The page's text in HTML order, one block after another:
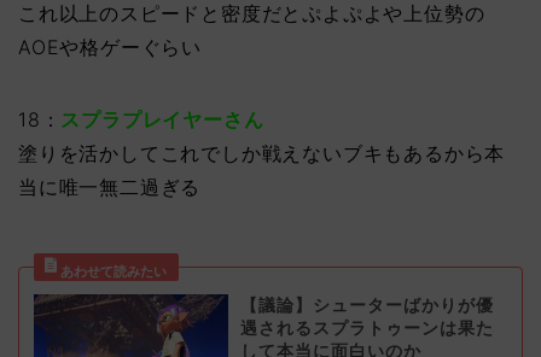
これ以上のスピードと密度だとぷよぷよや上位勢の
AOEや格ゲーぐらい
18： スプラプレイヤーさん
塗りを活かしてこれでしか戦えないブキもあるから本
当に唯一無二過ぎる
【議論】シューターばかりが優
遇されるスプラトゥーンは果た
して本当に面白いのか